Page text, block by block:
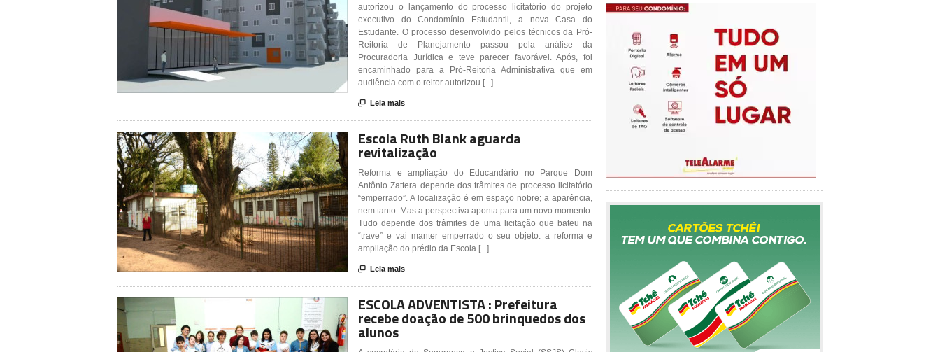
autorizou o lançamento do processo licitatório do projeto
executivo do Condomínio Estudantil, a nova Casa do
Estudante. O processo desenvolvido pelos técnicos da Pró-
Reitoria de Planejamento passou pela análise da
Procuradoria Jurídica e teve parecer favorável. Após, foi
encaminhado para a Pró-Reitoria Administrativa que em
audiência com o reitor autorizou [...]
 Leia mais
Escola Ruth Blank aguarda
revitalização
Reforma e ampliação do Educandário no Parque Dom
Antônio Zattera depende dos trâmites de processo licitatório
“emperrado”. A localização é em espaço nobre; a aparência,
nem tanto. Mas a perspectiva aponta para um novo momento.
Tudo depende dos trâmites de uma licitação que bateu na
“trave” e vai manter emperrado o seu objeto: a reforma e
ampliação do prédio da Escola [...]
 Leia mais
ESCOLA ADVENTISTA : Prefeitura
recebe doação de 500 brinquedos dos
alunos